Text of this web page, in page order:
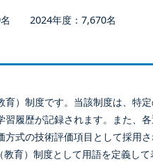
2024年度：7,670名
）制度です。当該制度は、特
歴が記録されます。また、
式の技術評価項目として採用
育）制度として用語を定義して